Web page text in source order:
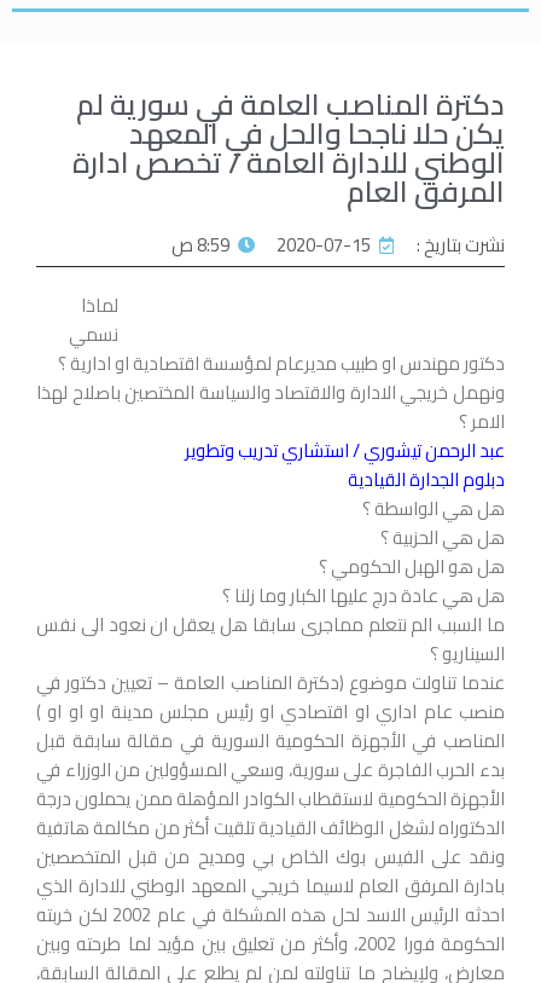
دكترة المناصب العامة في سورية لم
يكن حلا ناجحا والحل في المعهد
الوطني للادارة العامة / تخصص ادارة
المرفق العام
نشرت بتاريخ : 2020-07-15
8:59 ص
لماذا
نسمي
دكتور مهندس او طبيب مديرعام لمؤسسة اقتصادية او ادارية ؟
ونهمل خريجي الادارة والاقتصاد والسياسة المختصين باصلاح لهذا
الامر ؟
عبد الرحمن تيشوري / استشاري تدريب وتطوير
دبلوم الجدارة القيادية
هل هي الواسطة ؟
هل هي الحزبية ؟
هل هو الهبل الحكومي ؟
هل هي عادة درج عليها الكبار وما زلنا ؟
ما السبب الم نتعلم مماجرى سابقا هل يعقل ان نعود الى نفس
السيناريو ؟
عندما تناولت موضوع (دكترة المناصب العامة – تعيين دكتور في
منصب عام اداري او اقتصادي او رئيس مجلس مدينة او او او )
المناصب في الأجهزة الحكومية السورية في مقالة سابقة قبل
بدء الحرب الفاجرة على سورية، وسعي المسؤولين من الوزراء في
الأجهزة الحكومية لاستقطاب الكوادر المؤهلة ممن يحملون درجة
الدكتوراه لشغل الوظائف القيادية تلقيت أكثر من مكالمة هاتفية
ونقد على الفيس بوك الخاص بي ومديح من قبل المتخصصين
بادارة المرفق العام لاسيما خريجي المعهد الوطني للادارة الذي
احدثه الرئيس الاسد لحل هذه المشكلة في عام 2002 لكن خربته
الحكومة فورا 2002، وأكثر من تعليق بين مؤيد لما طرحته وبين
معارض، ولإيضاح ما تناولته لمن لم يطلع على المقالة السابقة،